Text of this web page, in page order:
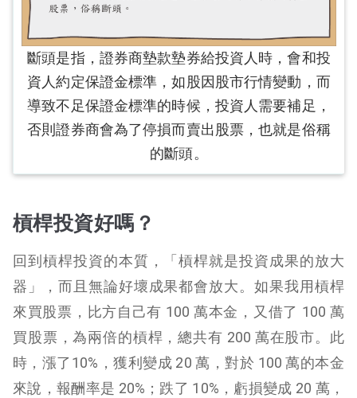
斷頭是指，證券商墊款墊券給投資人時，會和投
資人約定保證金標準，如股因股市行情變動，而
導致不足保證金標準的時候，投資人需要補足，
否則證券商會為了停損而賣出股票，也就是俗稱
的斷頭。
槓桿投資好嗎？
回到槓桿投資的本質，「槓桿就是投資成果的放大
器」，而且無論好壞成果都會放大。如果我用槓桿
來買股票，比方自己有 100 萬本金，又借了 100 萬
買股票，為兩倍的槓桿，總共有 200 萬在股市。此
時，漲了10%，獲利變成 20 萬，對於 100 萬的本金
來說，報酬率是 20%；跌了 10%，虧損變成 20 萬，